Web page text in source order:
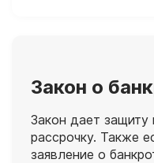
Закон о
Закон дает защиту
рассрочку. Также
заявление о